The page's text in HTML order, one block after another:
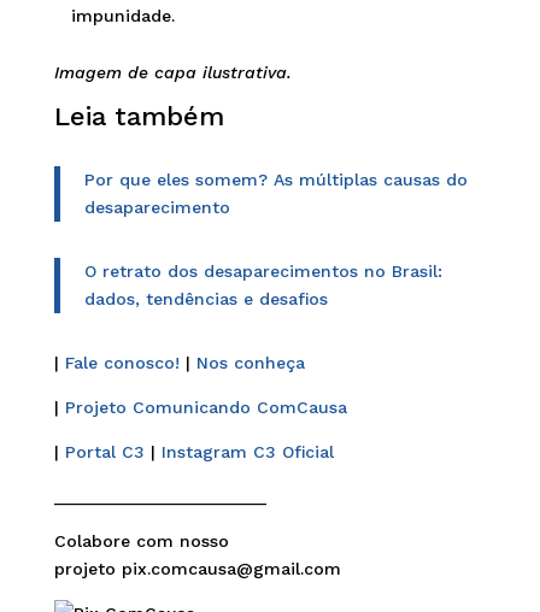
impunidade.
Imagem de capa ilustrativa.
Leia também
Por que eles somem? As múltiplas causas do
desaparecimento
O retrato dos desaparecimentos no Brasil:
dados, tendências e desafios
| Fale conosco! | Nos conheça
| Projeto Comunicando ComCausa
| Portal C3 | Instagram C3 Oficial
Colabore com nosso
projeto pix.comcausa@gmail.com